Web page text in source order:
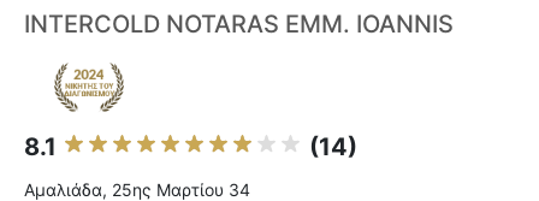
INTERCOLD NOTARAS EMM. IOANNIS
8.1 (14)
Αμαλιάδα, 25ης Μαρτίου 34